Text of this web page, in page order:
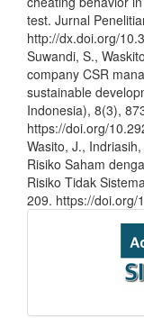
test. Jurnal
http://dx.doi.org/
Suwandi, S.,
company CSR
sustainable
Indonesia), 8(3),
https://doi.org/
Wasito, J.,
Risiko Saham
Risiko Tidak
209. https://doi.org/